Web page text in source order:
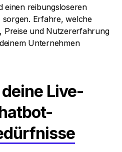
einen reibungsloseren
sorgen. Erfahre, welche
Preise und Nutzererfahrung
Unternehmen
Live-